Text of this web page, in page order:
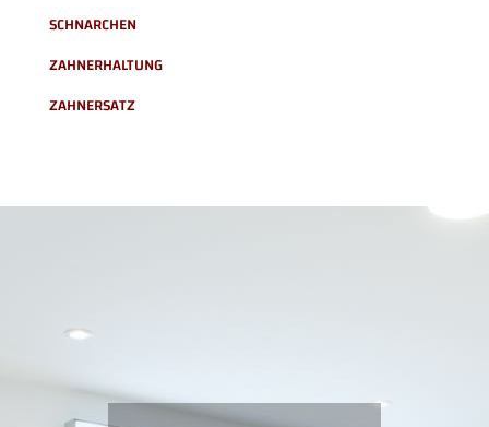
SCHNARCHEN
ZAHNERHALTUNG
ZAHNERSATZ